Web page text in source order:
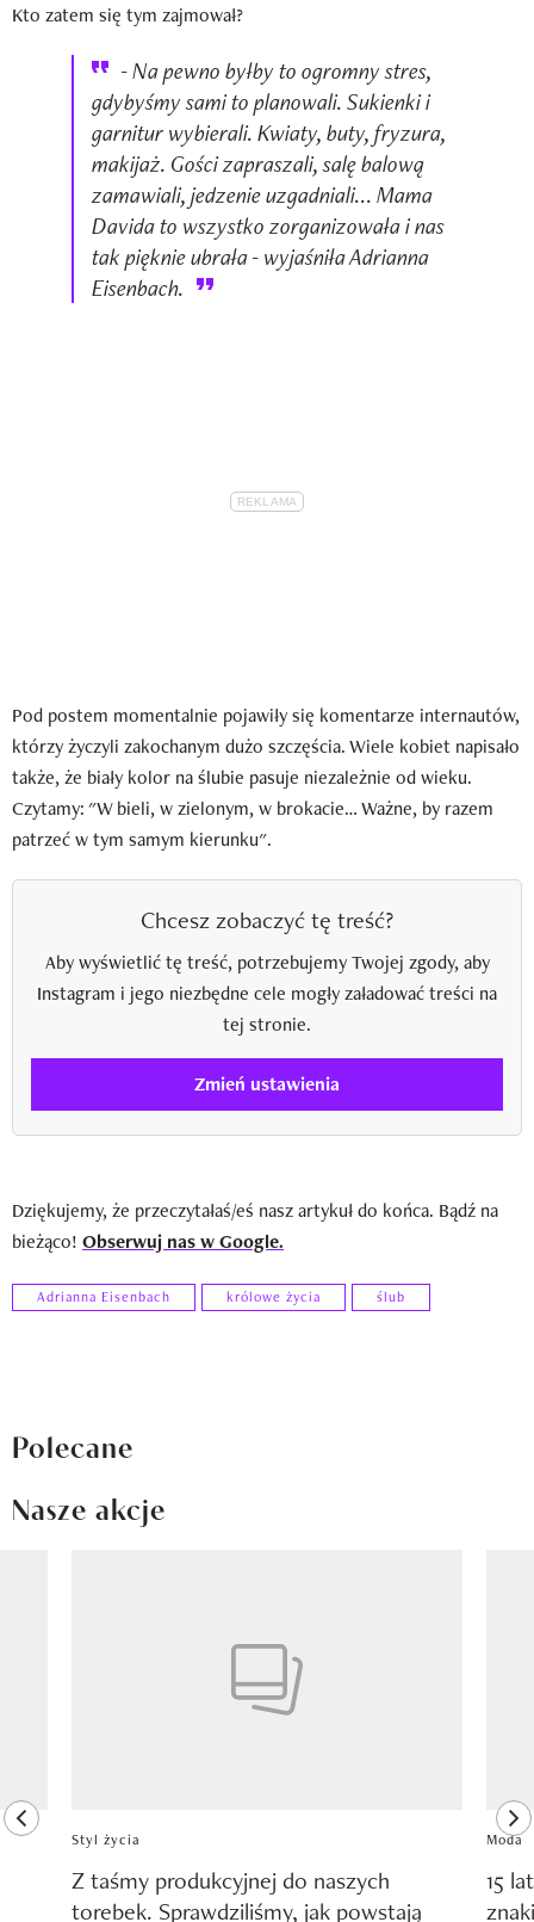
Kto zatem się tym zajmował?
- Na pewno byłby to ogromny stres,
gdybyśmy sami to planowali. Sukienki i
garnitur wybierali. Kwiaty, buty, fryzura,
makijaż. Gości zapraszali, salę balową
zamawiali, jedzenie uzgadniali... Mama
Davida to wszystko zorganizowała i nas
tak pięknie ubrała - wyjaśniła Adrianna
Eisenbach.
Pod postem momentalnie pojawiły się komentarze internautów,
którzy życzyli zakochanym dużo szczęścia. Wiele kobiet napisało
także, że biały kolor na ślubie pasuje niezależnie od wieku.
Czytamy: "W bieli, w zielonym, w brokacie… Ważne, by razem
patrzeć w tym samym kierunku".
Chcesz zobaczyć tę treść?
Aby wyświetlić tę treść, potrzebujemy Twojej zgody, aby
Instagram i jego niezbędne cele mogły załadować treści na
tej stronie.
Zmień ustawienia
Dziękujemy, że przeczytałaś/eś nasz artykuł do końca. Bądź na
bieżąco! Obserwuj nas w Google.
Adrianna Eisenbach królowe życia ślub
Polecane
Nasze akcje
previous element
Styl życia
Z taśmy produkcyjnej do naszych
torebek. Sprawdziliśmy, jak powstają
Moda
15